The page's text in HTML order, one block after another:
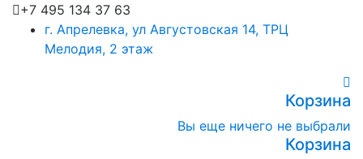
+7 495 134 37 63
г. Апрелевка, ул Августовская 14, ТРЦ
Мелодия, 2 этаж
Корзина
Вы еще ничего не выбрали
Корзина